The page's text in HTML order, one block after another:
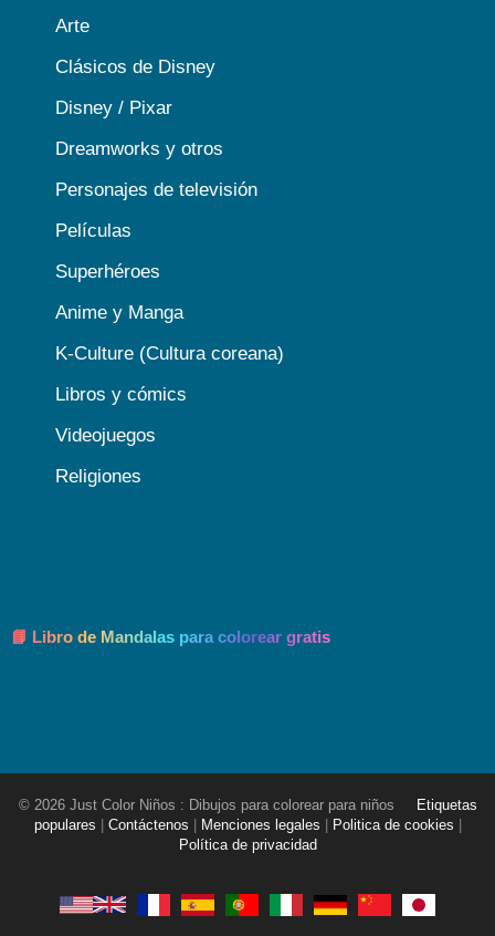
Arte
Clásicos de Disney
Disney / Pixar
Dreamworks y otros
Personajes de televisión
Películas
Superhéroes
Anime y Manga
K-Culture (Cultura coreana)
Libros y cómics
Videojuegos
Religiones
📘 Libro de Mandalas para colorear gratis
© 2026 Just Color Niños : Dibujos para colorear para niños
Etiquetas
populares
Contáctenos Menciones legales Politica de cookies
Política de privacidad